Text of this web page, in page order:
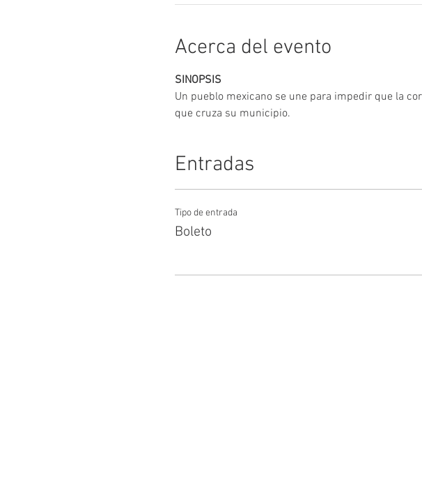
Acerca del evento
SINOPSIS
Un pueblo mexicano se une para impedir que la
que cruza su municipio.
Entradas
Tipo de entrada
Boleto